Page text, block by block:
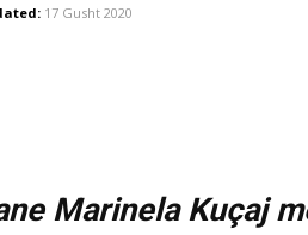
17 Gusht 2020
Marinela Kuçaj